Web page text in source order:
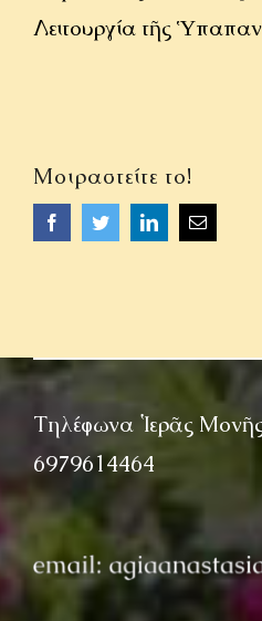
Λειτουργία τῆς
Μοιραστείτε το!
FacebookTwitterLinkedInEmail
Τηλέφωνα Ἱερᾶς
6979614464